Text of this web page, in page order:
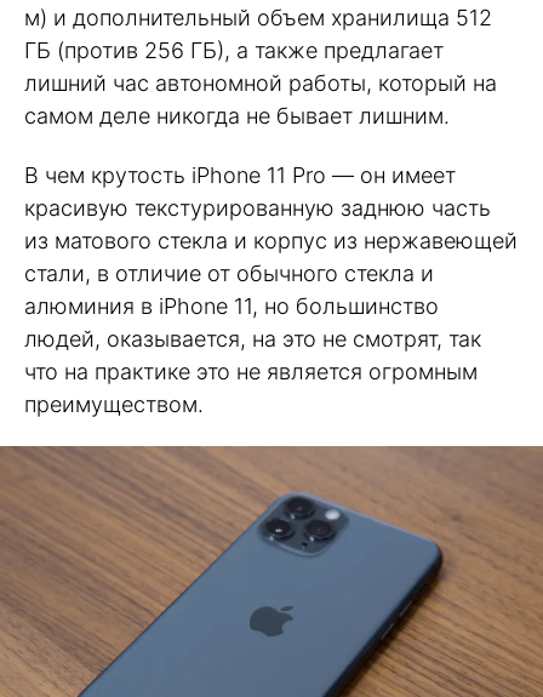
м) и дополнительный объем хранилища 512
ГБ (против 256 ГБ), а также предлагает
лишний час автономной работы, который на
самом деле никогда не бывает лишним.
В чем крутость iPhone 11 Pro — он имеет
красивую текстурированную заднюю часть
из матового стекла и корпус из нержавеющей
стали, в отличие от обычного стекла и
алюминия в iPhone 11, но большинство
людей, оказывается, на это не смотрят, так
что на практике это не является огромным
преимуществом.